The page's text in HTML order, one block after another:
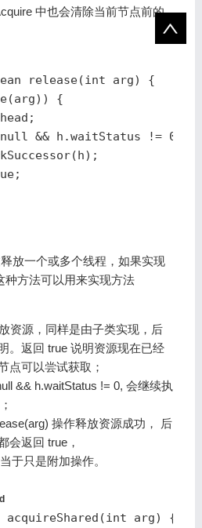
中也会清除当前节点前的
release(int arg) {
{
&& h.waitStatus != 0)
放一个或多个线程，如果实现
种方法可以用来实现方法
资源，同样是由子类实现，后
。返回 true 说明资源现在已经
点可以尝试获取；
&& h.waitStatus != 0, 会继续执
操作释放资源成功， 后
会返回 true，
于只是附加操作。
arg) {